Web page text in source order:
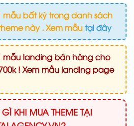
mẫu bất kỳ trong danh sách
này . Xem mẫutại đây
mẫu landing bán hàng cho
! Xem mẫu landing page
KHI MUA THEME TẠI